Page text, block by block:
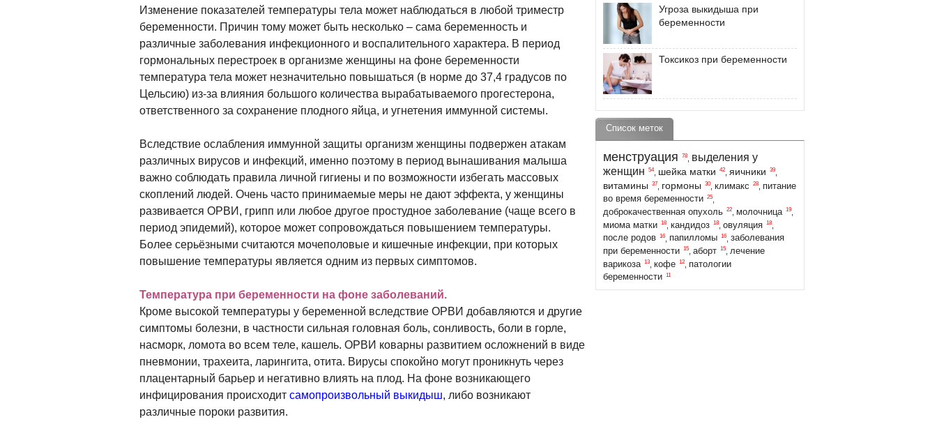
Изменение показателей температуры тела может наблюдаться в любой триместр
беременности. Причин тому может быть несколько – сама беременность и
различные заболевания инфекционного и воспалительного характера. В период
гормональных перестроек в организме женщины на фоне беременности
температура тела может незначительно повышаться (в норме до 37,4 градусов по
Цельсию) из-за влияния большого количества вырабатываемого прогестерона,
ответственного за сохранение плодного яйца, и угнетения иммунной системы.
Вследствие ослабления иммунной защиты организм женщины подвержен атакам
различных вирусов и инфекций, именно поэтому в период вынашивания малыша
важно соблюдать правила личной гигиены и по возможности избегать массовых
скоплений людей. Очень часто принимаемые меры не дают эффекта, у женщины
развивается ОРВИ, грипп или любое другое простудное заболевание (чаще всего в
период эпидемий), которое может сопровождаться повышением температуры.
Более серьёзными считаются мочеполовые и кишечные инфекции, при которых
повышение температуры является одним из первых симптомов.
Температура при беременности на фоне заболеваний.
Кроме высокой температуры у беременной вследствие ОРВИ добавляются и другие
симптомы болезни, в частности сильная головная боль, сонливость, боли в горле,
насморк, ломота во всем теле, кашель. ОРВИ коварны развитием осложнений в виде
пневмонии, трахеита, ларингита, отита. Вирусы спокойно могут проникнуть через
плацентарный барьер и негативно влиять на плод. На фоне возникающего
инфицирования происходит самопроизвольный выкидыш, либо возникают
различные пороки развития.
Угроза выкидыша при
беременности
Токсикоз при беременности
Список меток
менструация 78
выделения у
женщин
54, шейка матки 42 яичники 39
витамины 37 гормоны 30, климакс 28
питание
во время беременности 25
доброкачественная опухоль 22 молочница 19
миома матки 18 кандидоз 18 овуляция 18
после родов 16 папилломы 16
заболевания
при беременности 15 аборт 15
лечение
варикоза 13 кофе 12
патологии
беременности 11